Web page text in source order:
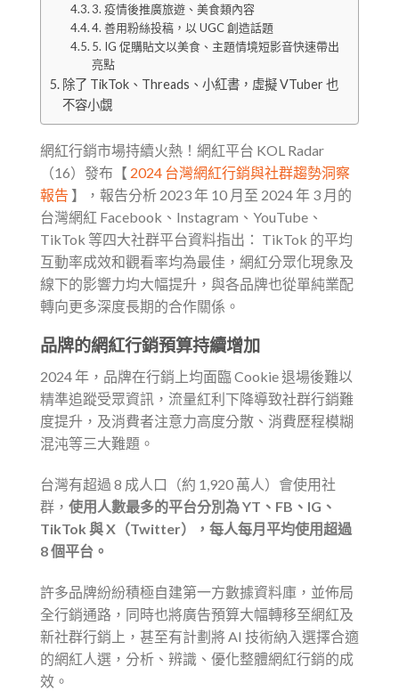
3. 疫情後推廣旅遊、美食類內容
4. 善用粉絲投稿，以 UGC 創造話題
5. IG 促購貼文以美食、主題情境短影音快速帶出
亮點
除了 TikTok、Threads、小紅書，虛擬 VTuber 也
不容小覷
網紅行銷市場持續火熱！網紅平台 KOL Radar
（16）發布【 2024 台灣網紅行銷與社群趨勢洞察
報告 】，報告分析 2023 年 10 月至 2024 年 3 月的
台灣網紅 Facebook、Instagram、YouTube、
TikTok 等四大社群平台資料指出： TikTok 的平均
互動率成效和觀看率均為最佳，網紅分眾化現象及
線下的影響力均大幅提升，與各品牌也從單純業配
轉向更多深度長期的合作關係。
品牌的網紅行銷預算持續增加
2024 年，品牌在行銷上均面臨 Cookie 退場後難以
精準追蹤受眾資訊，流量紅利下降導致社群行銷難
度提升，及消費者注意力高度分散、消費歷程模糊
混沌等三大難題。
台灣有超過 8 成人口（約 1,920 萬人）會使用社
群， 使用人數最多的平台分別為 YT、FB、IG、
TikTok 與 X（Twitter），每人每月平均使用超過
8 個平台。
許多品牌紛紛積極自建第一方數據資料庫，並佈局
全行銷通路，同時也將廣告預算大幅轉移至網紅及
新社群行銷上，甚至有計劃將 AI 技術納入選擇合適
的網紅人選，分析、辨識、優化整體網紅行銷的成
效。